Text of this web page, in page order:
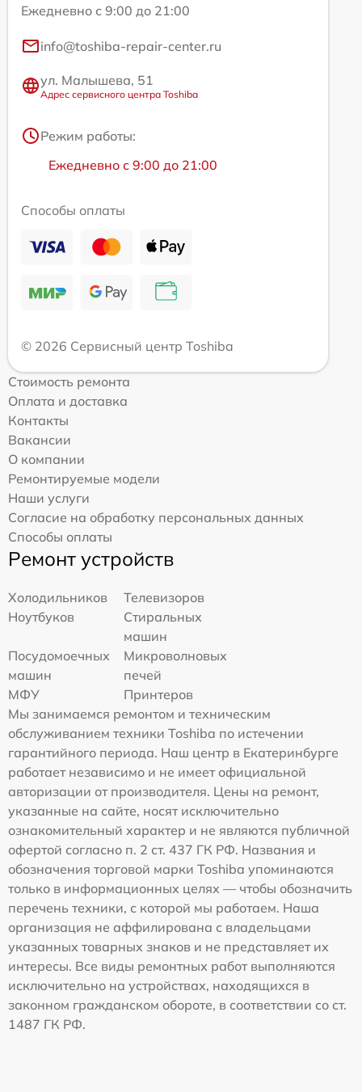
Ежедневно с 9:00 до 21:00
info@toshiba-repair-center.ru
ул. Малышева, 51
Адрес сервисного центра Toshiba
Режим работы:
Ежедневно с 9:00 до 21:00
Способы оплаты
© 2026 Сервисный центр Toshiba
Стоимость ремонта
Оплата и доставка
Контакты
Вакансии
О компании
Ремонтируемые модели
Наши услуги
Согласие на обработку персональных данных
Способы оплаты
Ремонт устройств
Холодильников
Телевизоров
Ноутбуков
Стиральных
машин
Посудомоечных
машин
Микроволновых
печей
МФУ
Принтеров
Мы занимаемся ремонтом и техническим
обслуживанием техники Toshiba по истечении
гарантийного периода. Наш центр в Екатеринбурге
работает независимо и не имеет официальной
авторизации от производителя. Цены на ремонт,
указанные на сайте, носят исключительно
ознакомительный характер и не являются публичной
офертой согласно п. 2 ст. 437 ГК РФ. Названия и
обозначения торговой марки Toshiba упоминаются
только в информационных целях — чтобы обозначить
перечень техники, с которой мы работаем. Наша
организация не аффилирована с владельцами
указанных товарных знаков и не представляет их
интересы. Все виды ремонтных работ выполняются
исключительно на устройствах, находящихся в
законном гражданском обороте, в соответствии со ст.
1487 ГК РФ.